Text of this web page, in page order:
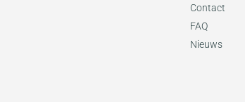
Contact
FAQ
Nieuws